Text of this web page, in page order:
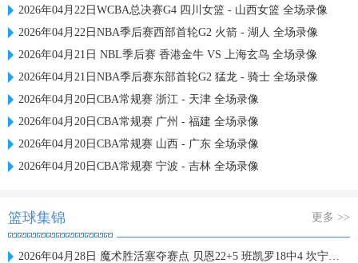
2026年04月22日WCBA总决赛G4 四川女篮 - 山西女篮 全场录像
2026年04月22日NBA季后赛西部首轮G2 火箭 - 湖人 全场录像
2026年04月21日 NBL季后赛 香港金牛 VS 上海玄鸟 全场录像
2026年04月21日NBA季后赛东部首轮G2 猛龙 - 骑士 全场录像
2026年04月20日CBA常规赛 浙江 - 天津 全场录像
2026年04月20日CBA常规赛 广州 - 福建 全场录像
2026年04月20日CBA常规赛 山西 - 广东 全场录像
2026年04月20日CBA常规赛 宁波 - 吉林 全场录像
篮球集锦 更多 >>
2026年04月28日 魔术胜活塞夺赛点 贝恩22+5 班凯罗18中4 坎宁安25+9+8失误